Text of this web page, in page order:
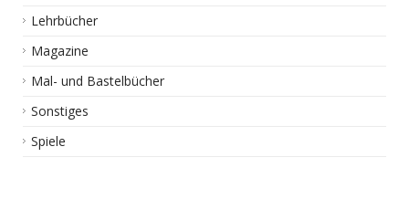
Lehrbücher
Magazine
Mal- und Bastelbücher
Sonstiges
Spiele